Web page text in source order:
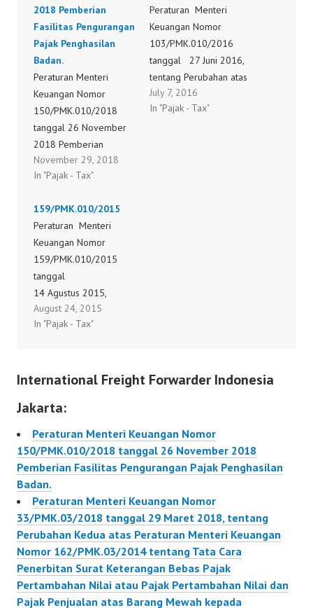
2018 Pemberian
Fasilitas Pengurangan
Pajak Penghasilan
Badan.
Peraturan Menteri
Keuangan Nomor
150/PMK.010/2018
tanggal 26 November
2018 Pemberian
Fasilitas Pengurangan
Pajak Penghasilan
150/PMK.010/2018
November 29, 2018
In "Pajak - Tax"
Peraturan Menteri
Keuangan Nomor
103/PMK.010/2016
tanggal 27 Juni 2016,
tentang Perubahan atas
Peraturan Menteri
Keuangan Nomor
July 7, 2016
In "Pajak - Tax"
159/PMK.010/2015
Peraturan Menteri
Keuangan Nomor
159/PMK.010/2015
tanggal
14 Agustus 2015,
tentang Pemberian
Fasilitas Pengurangan
159/PMK.010/2015
August 24, 2015
In "Pajak - Tax"
International Freight Forwarder Indonesia
Jakarta:
Peraturan Menteri Keuangan Nomor
150/PMK.010/2018 tanggal 26 November 2018
Pemberian Fasilitas Pengurangan Pajak Penghasilan
Badan.
Peraturan Menteri Keuangan Nomor
33/PMK.03/2018 tanggal 29 Maret 2018, tentang
Perubahan Kedua atas Peraturan Menteri Keuangan
Nomor 162/PMK.03/2014 tentang Tata Cara
Penerbitan Surat Keterangan Bebas Pajak
Pertambahan Nilai atau Pajak Pertambahan Nilai dan
Pajak Penjualan atas Barang Mewah kepada